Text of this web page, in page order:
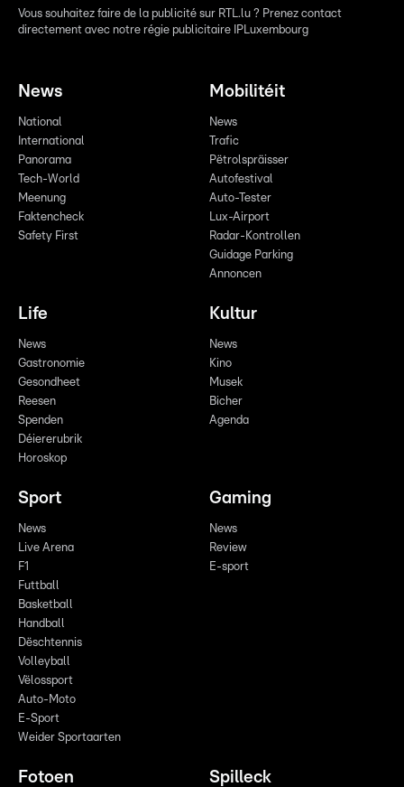
Vous souhaitez faire de la publicité sur RTL.lu ? Prenez contact
directement avec notre régie publicitaire IPLuxembourg
News
National
International
Panorama
Tech-World
Meenung
Faktencheck
Safety First
Mobilitéit
News
Trafic
Pëtrolspräisser
Autofestival
Auto-Tester
Lux-Airport
Radar-Kontrollen
Guidage Parking
Annoncen
Life
News
Gastronomie
Gesondheet
Reesen
Spenden
Déiererubrik
Horoskop
Kultur
News
Kino
Musek
Bicher
Agenda
Sport
News
Live Arena
F1
Futtball
Basketball
Handball
Dëschtennis
Volleyball
Vëlossport
Auto-Moto
E-Sport
Weider Sportaarten
Gaming
News
Review
E-sport
Fotoen Spilleck